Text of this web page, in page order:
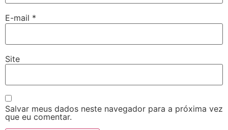
E-mail *
Site
Salvar meus dados neste navegador para a próxima vez
que eu comentar.